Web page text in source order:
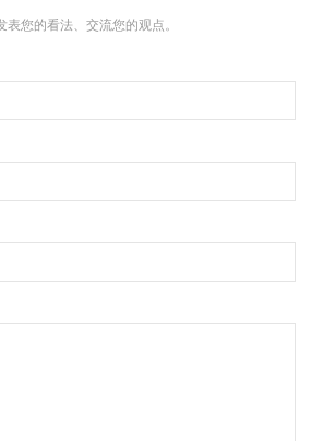
您的看法、交流您的观点。